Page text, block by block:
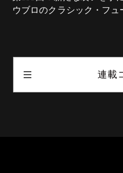
ウブロのクラシック・フュ
連載